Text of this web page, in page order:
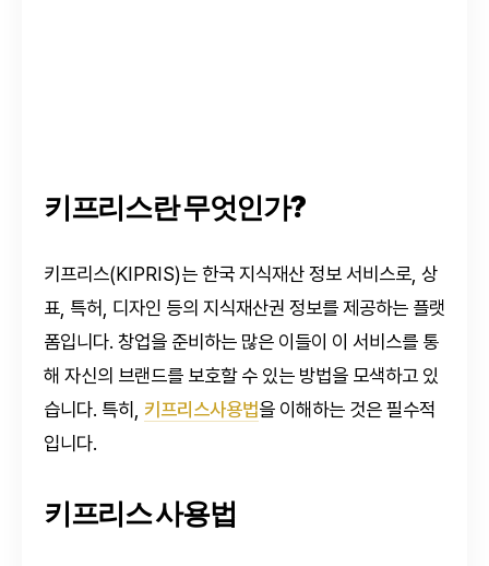
키프리스란 무엇인가?
키프리스(KIPRIS)는 한국 지식재산 정보 서비스로, 상
표, 특허, 디자인 등의 지식재산권 정보를 제공하는 플랫
폼입니다. 창업을 준비하는 많은 이들이 이 서비스를 통
해 자신의 브랜드를 보호할 수 있는 방법을 모색하고 있
습니다. 특히, 키프리스사용법을 이해하는 것은 필수적
입니다.
키프리스 사용법